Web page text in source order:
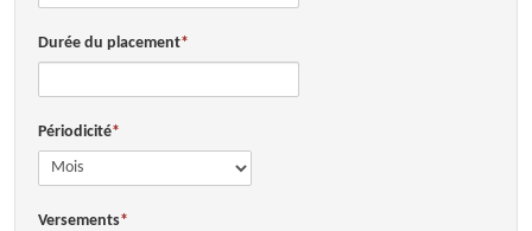
NOS MISSIONS
PLAN D'ACCÈS
FILS D'ACTUALITÉS
INFOS DE GESTION
Durée du placement
Périodicité
Versements